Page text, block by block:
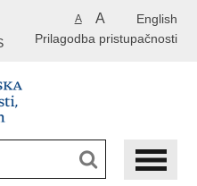
English
A A
Prilagodba pristupačnosti